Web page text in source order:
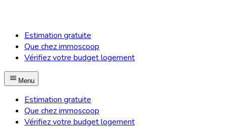
Estimation gratuite
Que chez immoscoop
Vérifiez votre budget logement
Menu
Estimation gratuite
Que chez immoscoop
Vérifiez votre budget logement